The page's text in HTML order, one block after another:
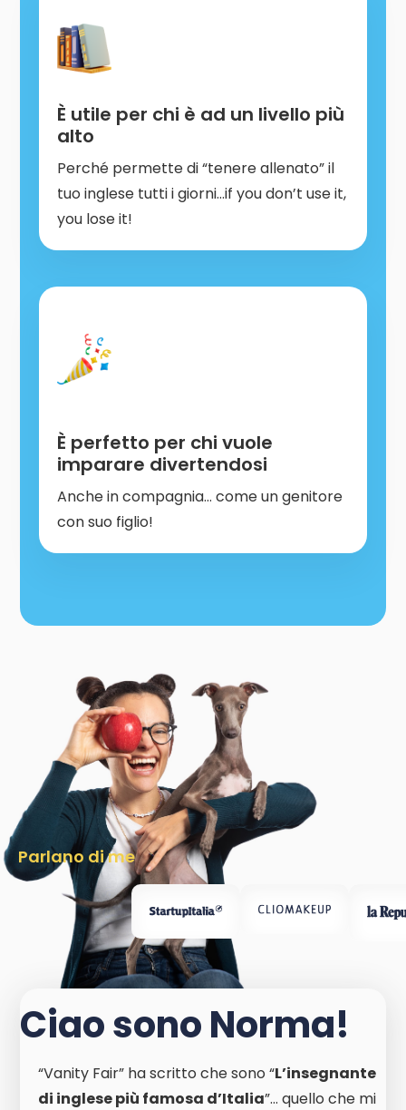
È utile per chi è ad un livello più
alto
Perché permette di “tenere allenato” il
tuo inglese tutti i giorni…if you don’t use it,
you lose it!
È perfetto per chi vuole
imparare divertendosi
Anche in compagnia… come un genitore
con suo figlio!
Ciao sono Norma!
“Vanity Fair” ha scritto che sono “L’insegnante
di inglese più famosa d’Italia”... quello che mi
Parlano di me